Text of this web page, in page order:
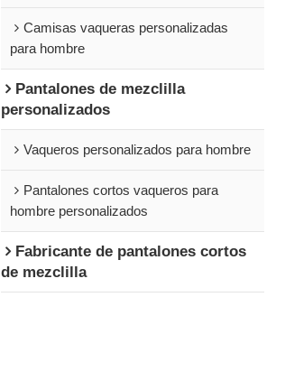
Camisas vaqueras personalizadas
para hombre
Pantalones de mezclilla
personalizados
Vaqueros personalizados para hombre
Pantalones cortos vaqueros para
hombre personalizados
Fabricante de pantalones cortos
de mezclilla